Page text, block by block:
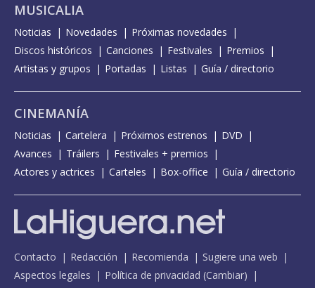
MUSICALIA
Noticias Novedades
Próximas novedades
Discos históricos
Canciones Festivales
Premios
Artistas y grupos
Portadas Listas Guía / directorio
CINEMANÍA
Noticias Cartelera Próximos estrenos
DVD
Avances
Tráilers
Festivales + premios
Actores y actrices
Carteles Box-office Guía / directorio
Contacto Redacción Recomienda
Sugiere una web
Aspectos legales
Política de privacidad (Cambiar)